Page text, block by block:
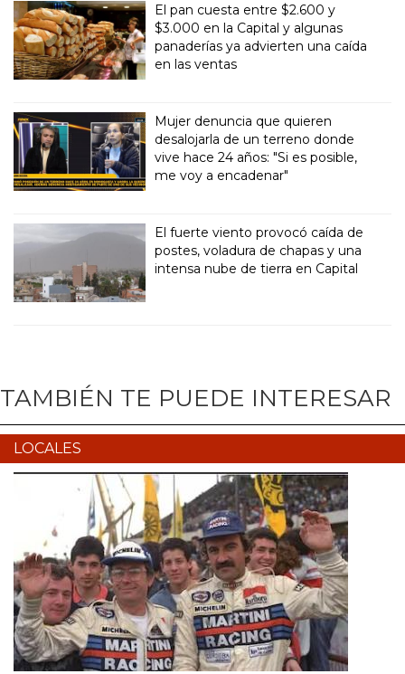
El pan cuesta entre $2.600 y
$3.000 en la Capital y algunas
panaderías ya advierten una caída
en las ventas
Mujer denuncia que quieren
desalojarla de un terreno donde
vive hace 24 años: "Si es posible,
me voy a encadenar"
El fuerte viento provocó caída de
postes, voladura de chapas y una
intensa nube de tierra en Capital
TAMBIÉN TE PUEDE INTERESAR
LOCALES